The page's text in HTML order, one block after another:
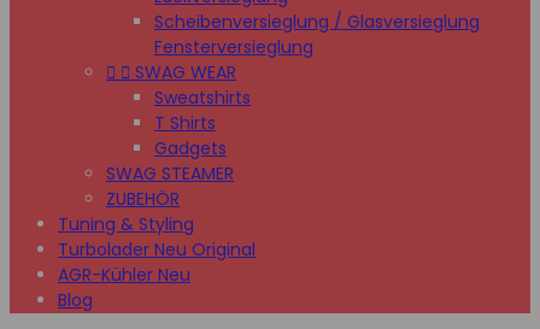
Scheibenversieglung / Glasversieglung
Fensterversieglung
  SWAG WEAR
Sweatshirts
T Shirts
Gadgets
SWAG STEAMER
ZUBEHÖR
Tuning & Styling
Turbolader Neu Original
AGR-Kühler Neu
Blog